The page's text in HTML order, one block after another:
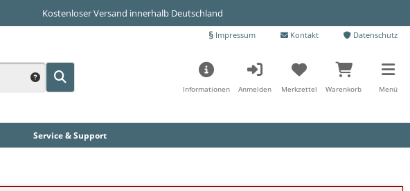
Kostenloser Versand innerhalb Deutschland
Impressum Kontakt Datenschutz
Menü
Informationen Anmelden Merkzettel Warenkorb
Service & Support